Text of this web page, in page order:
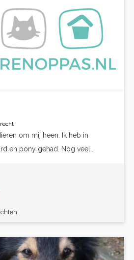
om mij heen. Ik heb in
en pony gehad. Nog veel...